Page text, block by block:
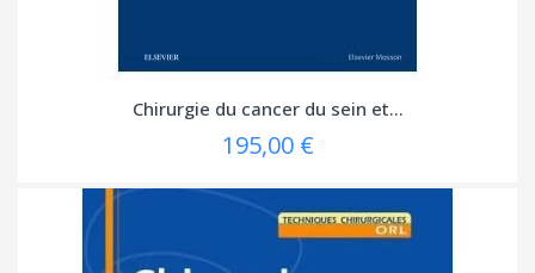
Chirurgie du cancer du sein et...
195,00 €